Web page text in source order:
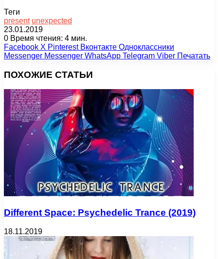
Теги
present unexpected
23.01.2019
0 Время чтения: 4 мин.
Facebook X Pinterest Вконтакте Одноклассники
Messenger Messenger WhatsApp Telegram Viber Печатать
ПОХОЖИЕ СТАТЬИ
Different Space: Psychedelic Trance (2019)
18.11.2019